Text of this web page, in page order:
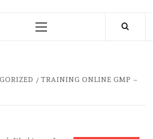
Primary
TRAINING ONLINE GMP –